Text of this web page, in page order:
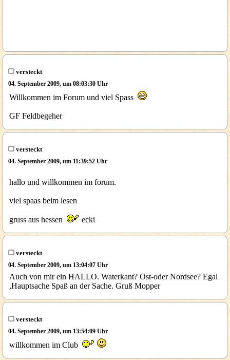
versteckt
04. September 2009, um 08:03:30 Uhr
Willkommen im Forum und viel Spass
GF Feldbegeher
versteckt
04. September 2009, um 11:39:52 Uhr
hallo und willkommen im forum.
viel spaas beim lesen
gruss aus hessen ecki
versteckt
04. September 2009, um 13:04:07 Uhr
Auch von mir ein HALLO. Waterkant? Ost-oder Nordsee? Egal
,Hauptsache Spaß an der Sache. Gruß Mopper
versteckt
04. September 2009, um 13:54:09 Uhr
willkommen im Club